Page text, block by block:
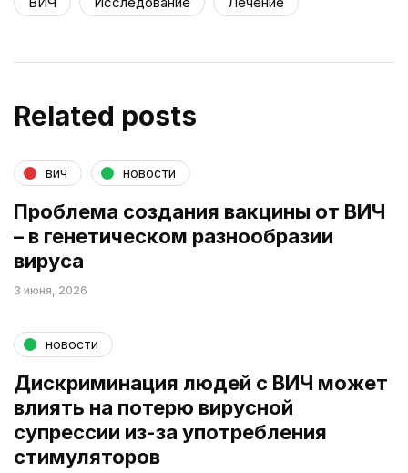
Related posts
вич новости
Проблема создания вакцины от ВИЧ
– в генетическом разнообразии
вируса
3 июня, 2026
новости
Дискриминация людей с ВИЧ может
влиять на потерю вирусной
супрессии из-за употребления
стимуляторов